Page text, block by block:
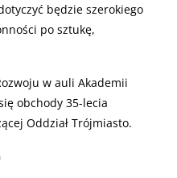
będzie szerokiego
po sztukę,
w auli Akademii
obchody 35-lecia
Oddział Trójmiasto.